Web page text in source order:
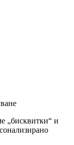
„бисквитки“ и